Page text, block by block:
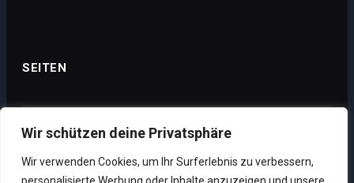
Wir schützen deine Privatsphäre
Wir verwenden Cookies, um Ihr Surferlebnis zu verbessern,
SEITEN
Datenschutz
Impressum